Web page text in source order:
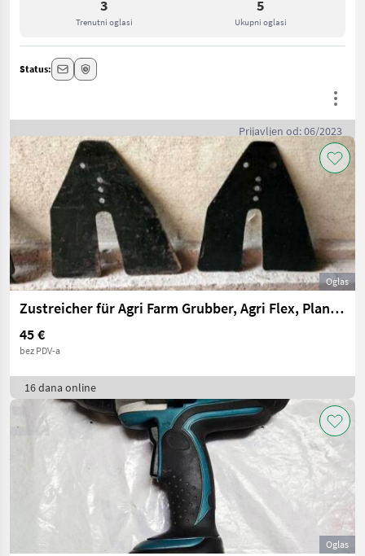
3
Trenutni oglasi
5
Ukupni oglasi
Status:
Prijavljen od: 06/2023
Oglas
Zustreicher für Agri Farm Grubber, Agri Flex, Planierplatten
45 €
bez PDV-a
16 dana online
Oglas